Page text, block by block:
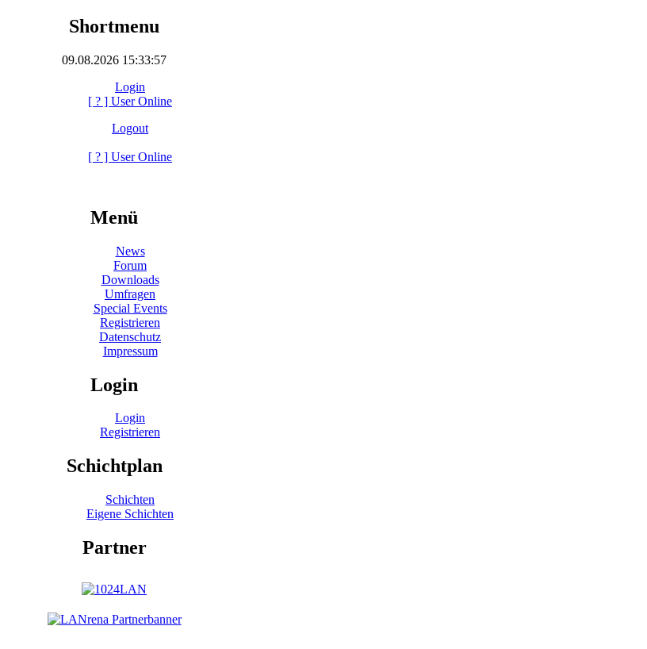
Shortmenu
09.08.2026 15:33:57
Login
[ ? ] User Online
Logout
[ ? ] User Online
Menü
News
Forum
Downloads
Umfragen
Special Events
Registrieren
Datenschutz
Impressum
Login
Login
Registrieren
Schichtplan
Schichten
Eigene Schichten
Partner